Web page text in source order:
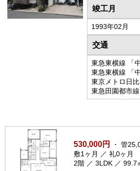
竣工月
1993年02月
交通
東急東横線 「
東急東横線 「
東京メトロ日
東急田園都市
530,000円
・ 管
敷1ヶ月 ／ 礼0ヶ月
2階 ／ 3LDK ／ 99.7